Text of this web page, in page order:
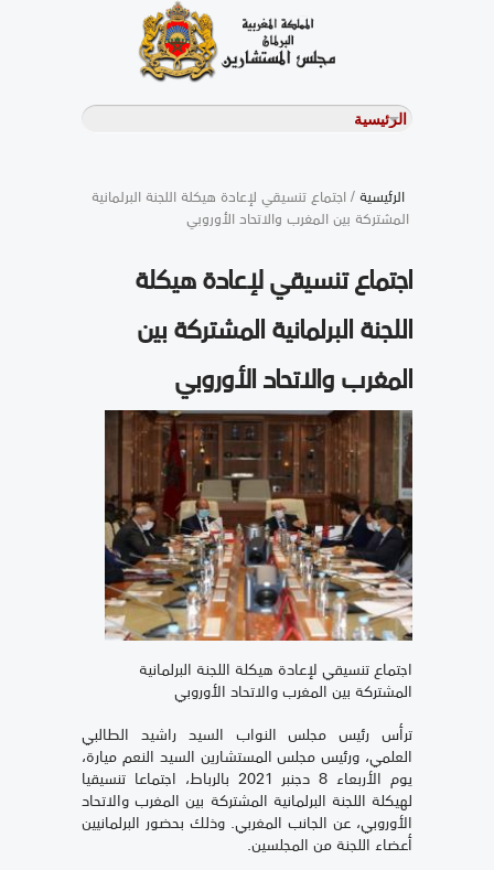
الرئيسية/ اجتماع تنسيقي لإعادة هيكلة اللجنة البرلمانية
المشتركة بين المغرب والاتحاد الأوروبي
اجتماع تنسيقي لإعادة هيكلة
اللجنة البرلمانية المشتركة بين
المغرب والاتحاد الأوروبي
اجتماع تنسيقي لإعادة هيكلة اللجنة البرلمانية
المشتركة بين المغرب والاتحاد الأوروبي
ترأس رئيس مجلس النواب السيد راشيد الطالبي
العلمي، ورئيس مجلس المستشارين السيد النعم ميارة،
يوم الأربعاء 8 دجنبر 2021 بالرباط، اجتماعا تنسيقيا
لهيكلة اللجنة البرلمانية المشتركة بين المغرب والاتحاد
الأوروبي، عن الجانب المغربي. وذلك بحضور البرلمانيين
أعضاء اللجنة من المجلسين.